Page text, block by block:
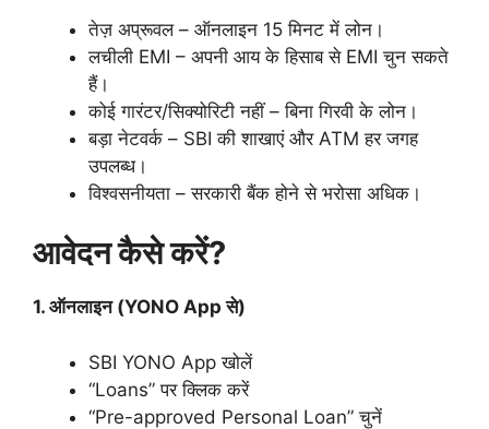
तेज़ अप्रूवल – ऑनलाइन 15 मिनट में लोन।
लचीली EMI – अपनी आय के हिसाब से EMI चुन सकते
हैं।
कोई गारंटर/सिक्योरिटी नहीं – बिना गिरवी के लोन।
बड़ा नेटवर्क – SBI की शाखाएं और ATM हर जगह
उपलब्ध।
विश्वसनीयता – सरकारी बैंक होने से भरोसा अधिक।
आवेदन कैसे करें?
1. ऑनलाइन (YONO App से)
SBI YONO App खोलें
“Loans” पर क्लिक करें
“Pre-approved Personal Loan” चुनें